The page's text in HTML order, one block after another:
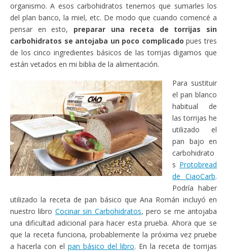
organismo. A esos carbohidratos tenemos que sumarles los
del plan banco, la miel, etc. De modo que cuando comencé a
pensar en esto, preparar una receta de torrijas sin
carbohidratos se antojaba un poco complicado pues tres
de los cinco ingredientes básicos de las torrijas digamos que
están vetados en mi biblia de la alimentación.
Para sustituir
el pan blanco
habitual de
las torrijas he
utilizado el
pan bajo en
carbohidrato
s Protobread
de CiaoCarb.
Podría haber
utilizado la receta de pan básico que Ana Román incluyó en
nuestro libro Cocinar sin Carbohidratos, pero se me antojaba
una dificultad adicional para hacer esta prueba. Ahora que se
que la receta funciona, probablemente la próxima vez pruebe
a hacerla con el pan básico del libro. En la receta de torrijas